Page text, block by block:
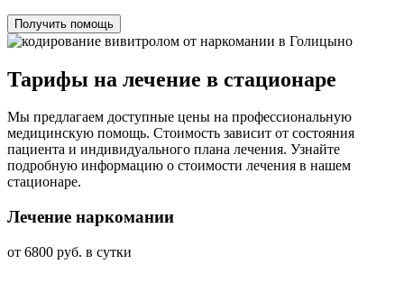
Получить помощь
Тарифы на лечение в стационаре
Мы предлагаем доступные цены на профессиональную
медицинскую помощь. Стоимость зависит от состояния
пациента и индивидуального плана лечения. Узнайте
подробную информацию о стоимости лечения в нашем
стационаре.
Лечение наркомании
от 6800 руб. в сутки